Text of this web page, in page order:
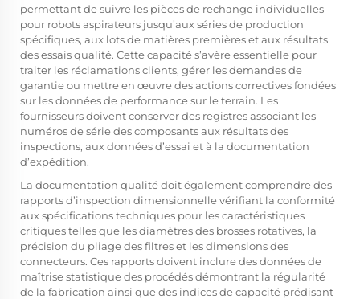
permettant de suivre les pièces de rechange individuelles
pour robots aspirateurs jusqu’aux séries de production
spécifiques, aux lots de matières premières et aux résultats
des essais qualité. Cette capacité s’avère essentielle pour
traiter les réclamations clients, gérer les demandes de
garantie ou mettre en œuvre des actions correctives fondées
sur les données de performance sur le terrain. Les
fournisseurs doivent conserver des registres associant les
numéros de série des composants aux résultats des
inspections, aux données d’essai et à la documentation
d’expédition.
La documentation qualité doit également comprendre des
rapports d’inspection dimensionnelle vérifiant la conformité
aux spécifications techniques pour les caractéristiques
critiques telles que les diamètres des brosses rotatives, la
précision du pliage des filtres et les dimensions des
connecteurs. Ces rapports doivent inclure des données de
maîtrise statistique des procédés démontrant la régularité
de la fabrication ainsi que des indices de capacité prédisant